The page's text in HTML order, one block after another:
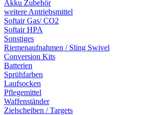
Akku Zubehör
weitere Antriebsmittel
Softair Gas/ CO2
Softair HPA
Sonstiges
Riemenaufnahmen / Sling Swivel
Conversion Kits
Batterien
Sprühfarben
Laufsocken
Pflegemittel
Waffenständer
Zielscheiben / Targets